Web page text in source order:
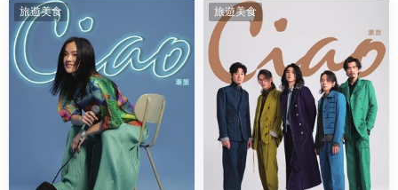
旅遊美食 旅遊美食